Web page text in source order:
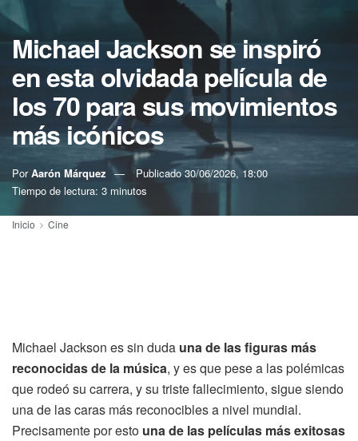
Michael Jackson se inspiró
en esta olvidada película de
los 70 para sus movimientos
más icónicos
Por Aarón Márquez Publicado 30/06/2026, 18:00
Tiempo de lectura: 3 minutos
Inicio Cine
Michael Jackson es sin duda una de las figuras más
reconocidas de la música, y es que pese a las polémicas
que rodeó su carrera, y su triste fallecimiento, sigue siendo
una de las caras más reconocibles a nivel mundial.
Precisamente por esto una de las películas más exitosas